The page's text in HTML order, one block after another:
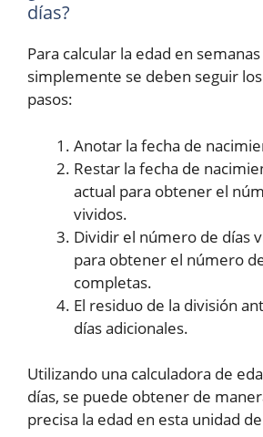
días?
Para calcular la edad en semanas
simplemente se deben seguir
pasos:
Anotar la fecha de
Restar la fecha de
actual para obtener el
vividos.
Dividir el número de días
para obtener el número
completas.
El residuo de la división
días adicionales.
Utilizando una calculadora de
días, se puede obtener de
precisa la edad en esta unidad